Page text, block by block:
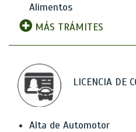
Alimentos
MÁS TRÁMITES
LICENCIA DE
Alta de Automotor